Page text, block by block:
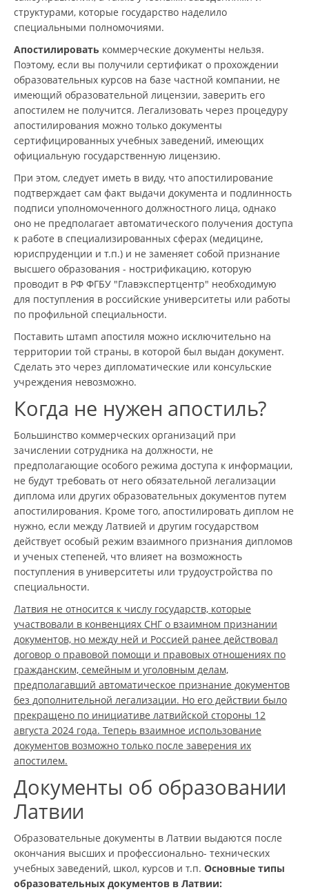
структурами, которые государство наделило
специальными полномочиями.
Апостилировать коммерческие документы нельзя.
Поэтому, если вы получили сертификат о прохождении
образовательных курсов на базе частной компании, не
имеющий образовательной лицензии, заверить его
апостилем не получится. Легализовать через процедуру
апостилирования можно только документы
сертифицированных учебных заведений, имеющих
официальную государственную лицензию.
При этом, следует иметь в виду, что апостилирование
подтверждает сам факт выдачи документа и подлинность
подписи уполномоченного должностного лица, однако
оно не предполагает автоматического получения доступа
к работе в специализированных сферах (медицине,
юриспруденции и т.п.) и не заменяет собой признание
высшего образования - нострификацию, которую
проводит в РФ ФГБУ "Главэкспертцентр" необходимую
для поступления в российские университеты или работы
по профильной специальности.
Поставить штамп апостиля можно исключительно на
территории той страны, в которой был выдан документ.
Сделать это через дипломатические или консульские
учреждения невозможно.
Когда не нужен апостиль?
Большинство коммерческих организаций при
зачислении сотрудника на должности, не
предполагающие особого режима доступа к информации,
не будут требовать от него обязательной легализации
диплома или других образовательных документов путем
апостилирования. Кроме того, апостилировать диплом не
нужно, если между Латвией и другим государством
действует особый режим взаимного признания дипломов
и ученых степеней, что влияет на возможность
поступления в университеты или трудоустройства по
специальности.
Латвия не относится к числу государств, которые
участвовали в конвенциях СНГ о взаимном признании
документов, но между ней и Россией ранее действовал
договор о правовой помощи и правовых отношениях по
гражданским, семейным и уголовным делам,
предполагавший автоматическое признание документов
без дополнительной легализации. Но его действии было
прекращено по инициативе латвийской стороны 12
августа 2024 года. Теперь взаимное использование
документов возможно только после заверения их
апостилем.
Документы об образовании
Латвии
Образовательные документы в Латвии выдаются после
окончания высших и профессионально- технических
учебных заведений, школ, курсов и т.п. Основные типы
образовательных документов в Латвии: